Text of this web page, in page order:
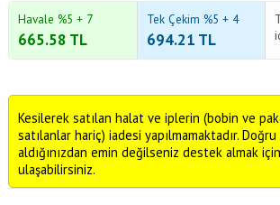
Havale %5 + 7
665.58 TL
Tek Çekim %5 + 4
694.21 TL
Kesilerek satılan halat ve iplerin (bobin ve
satılanlar hariç) iadesi yapılmamaktadır.
aldığınızdan emin değilseniz destek almak
ulaşabilirsiniz.